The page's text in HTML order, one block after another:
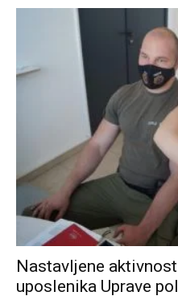
Nastavljene
uposlenika Uprave